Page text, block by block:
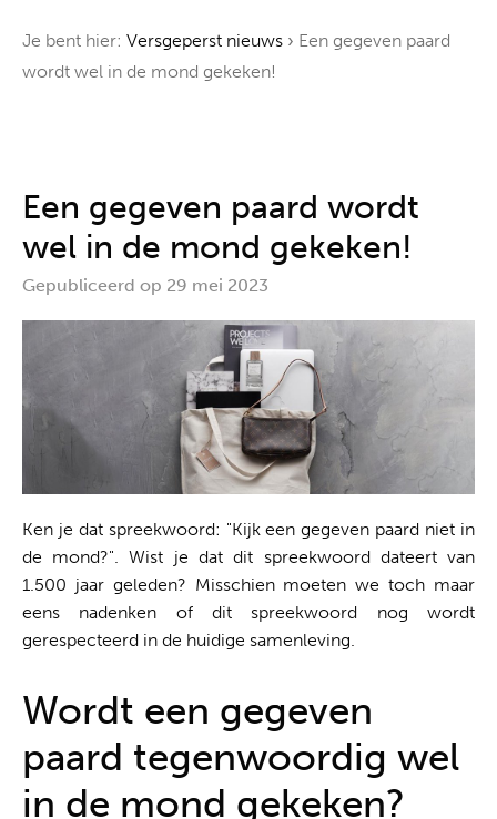
Één boom voor elke bestelling
Je bent hier: Versgeperst nieuws › Een gegeven paard
wordt wel in de mond gekeken!
Een gegeven paard wordt
wel in de mond gekeken!
Gepubliceerd op 29 mei 2023
Ken je dat spreekwoord: "Kijk een gegeven paard niet in
de mond?". Wist je dat dit spreekwoord dateert van
1.500 jaar geleden? Misschien moeten we toch maar
eens nadenken of dit spreekwoord nog wordt
gerespecteerd in de huidige samenleving.
Wordt een gegeven
paard tegenwoordig wel
in de mond gekeken?